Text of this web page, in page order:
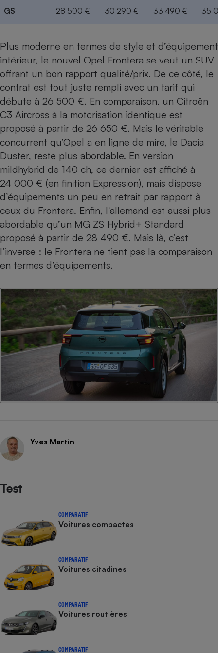
GS 28 500 € 30 290 € 33 490 € 35
Plus moderne en termes de style et d’équipement
intérieur, le nouvel Opel Frontera se veut un SUV
offrant un bon rapport qualité/prix. De ce côté, le
contrat est tout juste rempli avec un tarif qui
débute à 26 500 €. En comparaison, un Citroën
C3 Aircross à la motorisation identique est
proposé à partir de 26 650 €. Mais le véritable
concurrent qu’Opel a en ligne de mire, le Dacia
Duster, reste plus abordable. En version
mildhybrid de 140 ch, ce dernier est affiché à
24 000 € (en finition Expression), mais dispose
d’équipements un peu en retrait par rapport à
ceux du Frontera. Enfin, l’allemand est aussi plus
abordable qu’un MG ZS Hybrid+ Standard
proposé à partir de 28 490 €. Mais là, c’est
l’inverse : le Frontera ne tient pas la comparaison
en termes d’équipements.
Yves Martin
Test
COMPARATIF
Voitures compactes
COMPARATIF
Voitures citadines
COMPARATIF
Voitures routières
COMPARATIF